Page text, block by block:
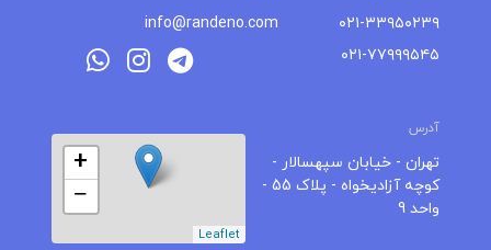
۰۲۱-۳۳۹۵۰۲۳۹
۰۲۱-۷۷۹۹۹۵۴۵
info@randeno.com
آدرس
تهران - خیابان سپهسالار -
کوچه آزادیخواه - پلاک 55 -
واحد 9
+
−
Leaflet